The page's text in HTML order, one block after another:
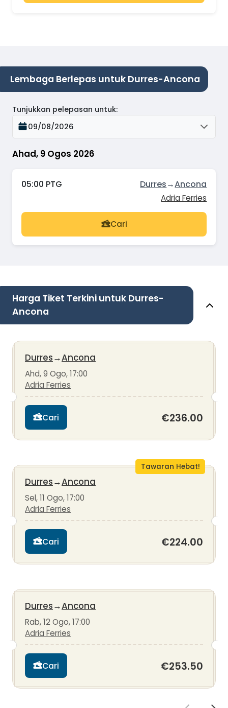
Lembaga Berlepas untuk Durres-Ancona
Ahad, 9 Ogos 2026
Tunjukkan pelepasan untuk:
09/08/2026
05:00 PTG Durres→Ancona
Adria Ferries
Cari
Harga Tiket Terkini untuk Durres-
Ancona
Durres→Ancona
Ahd, 9 Ogo, 17:00
Adria Ferries
Cari €236.00
Tawaran Hebat!
Durres→Ancona
Sel, 11 Ogo, 17:00
Adria Ferries
Cari €224.00
Durres→Ancona
Rab, 12 Ogo, 17:00
Adria Ferries
Cari €253.50